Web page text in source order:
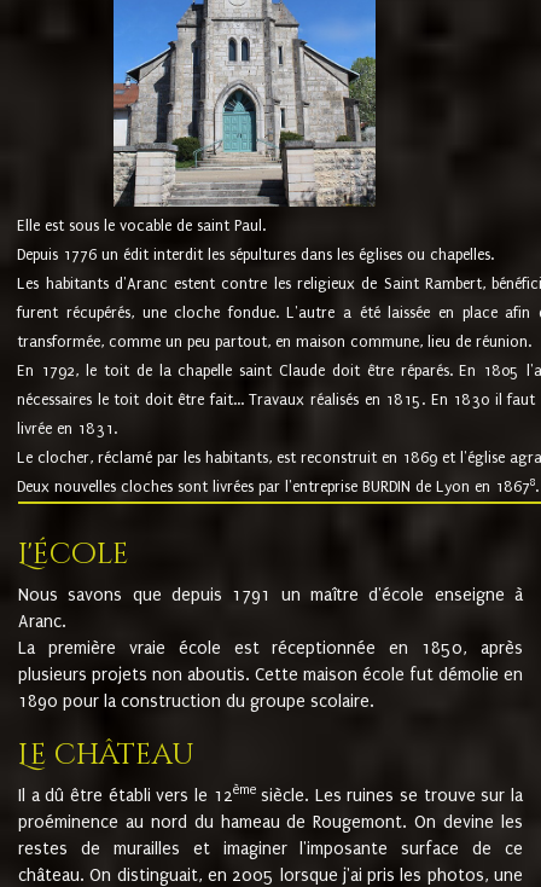
Elle est sous le vocable de saint Paul.
Depuis 1776 un édit interdit les sépultures dans les églises ou chapelles.
Les habitants d'Aranc estent contre les religieux de Saint Rambert,
furent récupérés, une cloche fondue. L'autre a été laissée en place
transformée, comme un peu partout, en maison commune, lieu de réunion.
En 1792, le toit de la chapelle saint Claude doit être réparés. En 1805
nécessaires le toit doit être fait... Travaux réalisés en 1815. En 1830 il
livrée en 1831.
Le clocher, réclamé par les habitants, est reconstruit en 1869 et l'église
Deux nouvelles cloches sont livrées par l'entreprise BURDIN de Lyon en 18678.
L'école
Nous savons que depuis 1791 un maître d'école enseigne à
Aranc.
La première vraie école est réceptionnée en 1850, après
plusieurs projets non aboutis. Cette maison école fut démolie en
1890 pour la construction du groupe scolaire.
Le château
Il a dû être établi vers le 12èmesiècle. Les ruines se trouve sur la
proéminence au nord du hameau de Rougemont. On devine les
restes de murailles et imaginer l'imposante surface de ce
château. On distinguait, en 2005 lorsque j'ai pris les photos, une